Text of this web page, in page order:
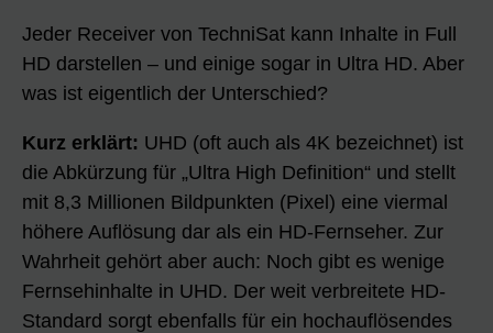
Jeder Receiver von TechniSat kann Inhalte in Full
HD darstellen – und einige sogar in Ultra HD. Aber
was ist eigentlich der Unterschied?
Kurz erklärt: UHD (oft auch als 4K bezeichnet) ist
die Abkürzung für „Ultra High Definition“ und stellt
mit 8,3 Millionen Bildpunkten (Pixel) eine viermal
höhere Auflösung dar als ein HD-Fernseher. Zur
Wahrheit gehört aber auch: Noch gibt es wenige
Fernsehinhalte in UHD. Der weit verbreitete HD-
Standard sorgt ebenfalls für ein hochauflösendes